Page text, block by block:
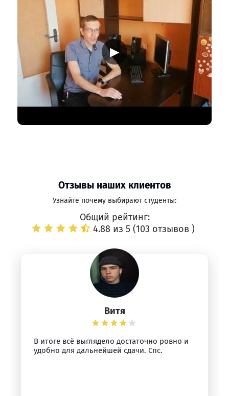
▶
Отзывы наших клиентов
Узнайте почему выбирают студенты:
Общий рейтинг:
4.88 из 5 (103 отзывов )
Витя
В итоге всё выглядело достаточно ровно и
удобно для дальнейшей сдачи. Спс.